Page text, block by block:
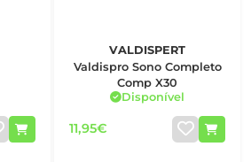
VALDISPERT
Valdispro Sono Completo
Comp X30
Disponível
11,95€